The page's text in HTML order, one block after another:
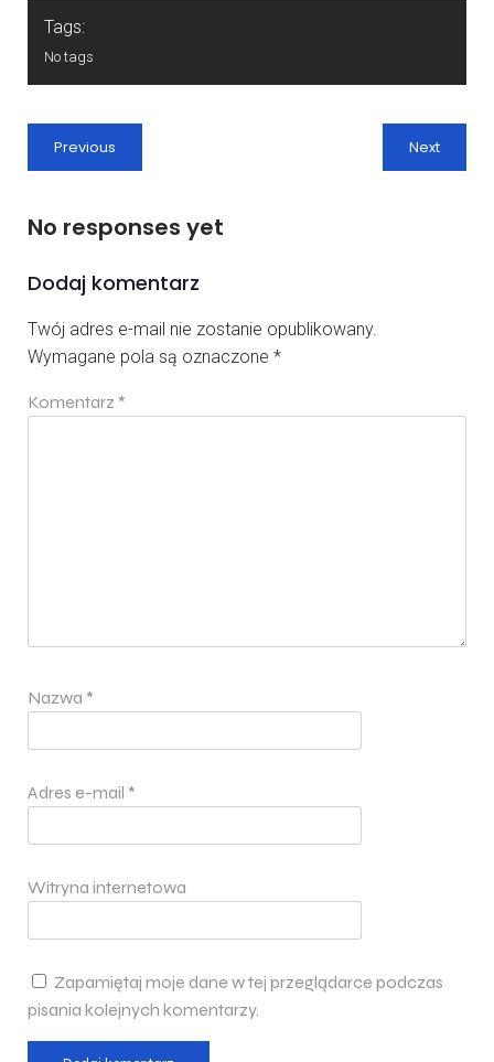
Tags:
No tags
Previous Next
No responses yet
Dodaj komentarz
Twój adres e-mail nie zostanie opublikowany.
Wymagane pola są oznaczone *
Komentarz *
Nazwa *
Adres e-mail *
Witryna internetowa
Zapamiętaj moje dane w tej przeglądarce podczas
pisania kolejnych komentarzy.